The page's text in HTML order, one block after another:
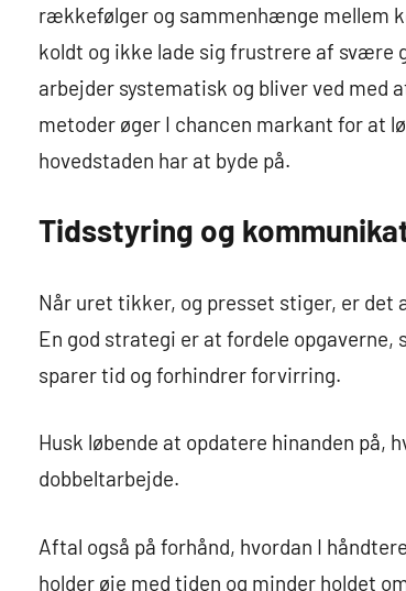
rækkefølger og sammenhænge mellem
koldt og ikke lade sig frustrere af svære
arbejder systematisk og bliver ved med
metoder øger I chancen markant for at
hovedstaden har at byde på.
Tidsstyring og
Når uret tikker, og presset stiger, er det
En god strategi er at fordele
sparer tid og forhindrer forvirring.
Husk løbende at opdatere hinanden på,
dobbeltarbejde.
Aftal også på forhånd, hvordan I
holder øje med tiden og minder holdet